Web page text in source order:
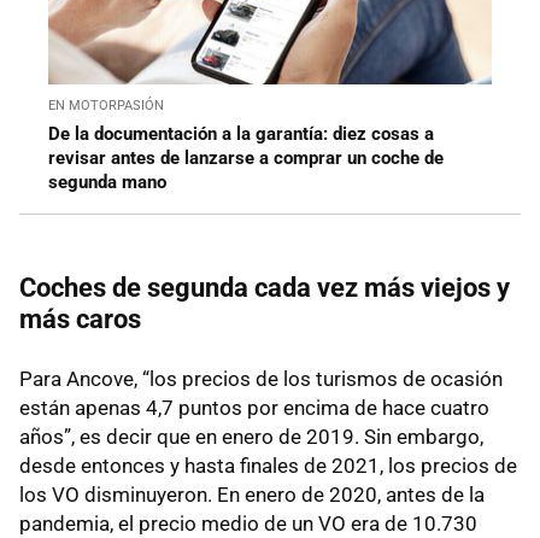
EN MOTORPASIÓN
De la documentación a la garantía: diez cosas a
revisar antes de lanzarse a comprar un coche de
segunda mano
Coches de segunda cada vez más viejos y
más caros
Para Ancove, “los precios de los turismos de ocasión
están apenas 4,7 puntos por encima de hace cuatro
años”, es decir que en enero de 2019. Sin embargo,
desde entonces y hasta finales de 2021, los precios de
los VO disminuyeron. En enero de 2020, antes de la
pandemia, el precio medio de un VO era de 10.730